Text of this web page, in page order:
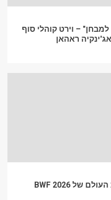
– וירט קוהלי סוף
ראהאן
מדוע צ'ן-טו פרשה מאליפות העולם של BWF 2026